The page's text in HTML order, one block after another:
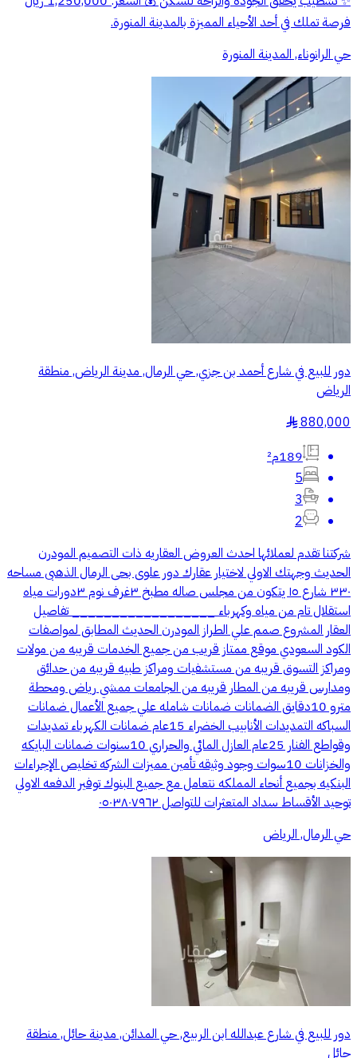
فرصة تملك في أحد الأحياء المميزة بالمدينة المنورة.
حي الرانوناء, المدينة المنورة
دور للبيع في شارع أحمد بن جزي, حي الرمال, مدينة الرياض, منطقة
الرياض
880,000
§
189م²
5
3
2
شركتنا تقدم لعملائها احدث العروض العقاريه ذات التصميم المودرن
الحديث وجهتك الاولي لاختيار عقارك دور علوى بحى الرمال الذهبى مساحه
٣٣٠ شارع ١٥ يتكون من مجلس صاله مطبخ ٣غرف نوم ٣دورات مياه
استقلال تام من مياه وكهرباء __________________ تفاصيل
العقار المشروع صمم علي الطراز المودرن الحديث المطابق لمواصفات
الكود السعودي موقع ممتاز قريب من جميع الخدمات قريبه من مولات
ومراكز التسوق قريبه من مستشفيات ومراكز طبيه قريبه من حدائق
ومدارس قريبه من المطار قريبه من الجامعات ممشي رياض ومحطة
مترو 10دقايق الضمانات ضمانات شامله علي جميع الأعمال ضمانات
السباكه التمديدات الأنابيب الخضراء 15عام ضمانات الكهرباء تمديدات
وقواطع الفنار 25عام العازل المائي والحراري 10سنوات ضمانات البايكه
والخزانات 10سوات وجود وثيقه تأمين مميزات الشركه تخليص الإجراءات
البنكيه بجميع أنحاء المملكه نتعامل مع جميع البنوك توفير الدفعه الاولي
توحيد الأقساط سداد المتعثرات للتواصل ٠٥٠٣٨٠٧٩٦٢
حي الرمال, الرياض
دور للبيع في شارع عبدالله ابن الربيع, حي المدائن, مدينة حائل, منطقة
حائل